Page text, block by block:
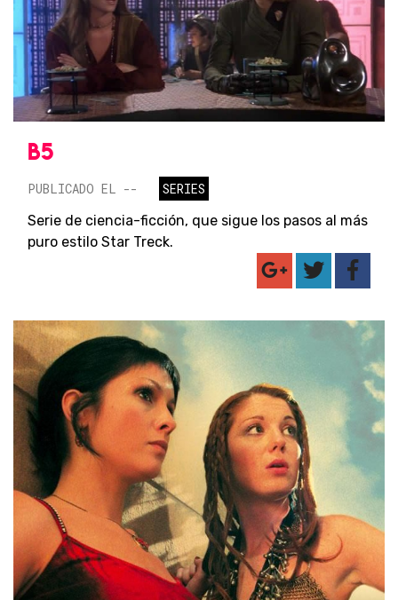
B5
PUBLICADO EL --
SERIES
Serie de ciencia-ficción, que sigue los pasos al más
puro estilo Star Treck.